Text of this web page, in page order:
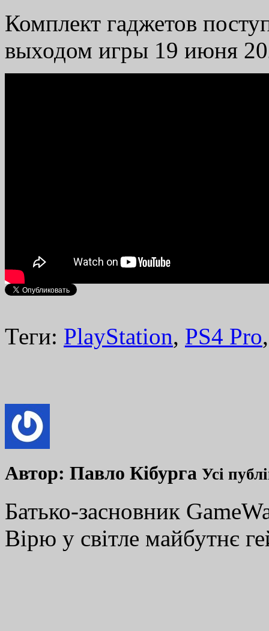
Комплект гаджетов
выходом игры 19 июня
Теги: PlayStation, PS4 Pro
Автор: Павло Кібурга Усі
Батько-засновник
Вірю у світле майбутнє